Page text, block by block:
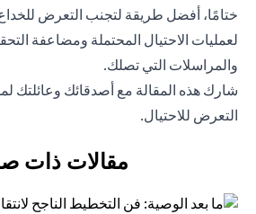
ختامًا، أفضل طريقة لتجنب التعرض
لعمليات الاحتيال المحتملة ومضاعفة
والمراسلات التي تصلك.
شارك هذه المقالة مع أصدقائك وعائلتك
التعرض للاحتيال.
مقالات ذات